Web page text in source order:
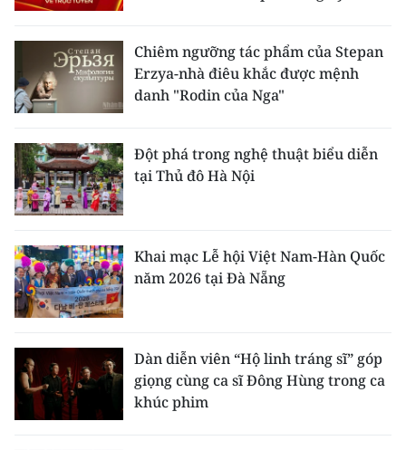
Chiêm ngưỡng tác phẩm của Stepan
Erzya-nhà điêu khắc được mệnh
danh "Rodin của Nga"
Đột phá trong nghệ thuật biểu diễn
tại Thủ đô Hà Nội
Khai mạc Lễ hội Việt Nam-Hàn Quốc
năm 2026 tại Đà Nẵng
Dàn diễn viên “Hộ linh tráng sĩ” góp
giọng cùng ca sĩ Đông Hùng trong ca
khúc phim